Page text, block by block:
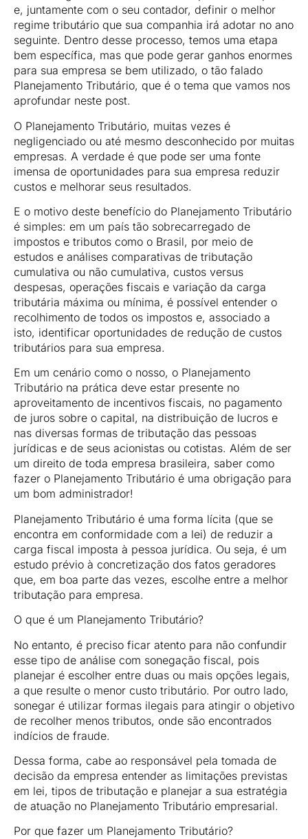
e, juntamente com o seu contador, definir o melhor
regime tributário que sua companhia irá adotar no ano
seguinte. Dentro desse processo, temos uma etapa
bem específica, mas que pode gerar ganhos enormes
para sua empresa se bem utilizado, o tão falado
Planejamento Tributário, que é o tema que vamos nos
aprofundar neste post.
O Planejamento Tributário, muitas vezes é
negligenciado ou até mesmo desconhecido por muitas
empresas. A verdade é que pode ser uma fonte
imensa de oportunidades para sua empresa reduzir
custos e melhorar seus resultados.
E o motivo deste benefício do Planejamento Tributário
é simples: em um país tão sobrecarregado de
impostos e tributos como o Brasil, por meio de
estudos e análises comparativas de tributação
cumulativa ou não cumulativa, custos versus
despesas, operações fiscais e variação da carga
tributária máxima ou mínima, é possível entender o
recolhimento de todos os impostos e, associado a
isto, identificar oportunidades de redução de custos
tributários para sua empresa.
Em um cenário como o nosso, o Planejamento
Tributário na prática deve estar presente no
aproveitamento de incentivos fiscais, no pagamento
de juros sobre o capital, na distribuição de lucros e
nas diversas formas de tributação das pessoas
jurídicas e de seus acionistas ou cotistas. Além de ser
um direito de toda empresa brasileira, saber como
fazer o Planejamento Tributário é uma obrigação para
um bom administrador!
Planejamento Tributário é uma forma lícita (que se
encontra em conformidade com a lei) de reduzir a
carga fiscal imposta à pessoa jurídica. Ou seja, é um
estudo prévio à concretização dos fatos geradores
que, em boa parte das vezes, escolhe entre a melhor
tributação para empresa.
O que é um Planejamento Tributário?
No entanto, é preciso ficar atento para não confundir
esse tipo de análise com sonegação fiscal, pois
planejar é escolher entre duas ou mais opções legais,
a que resulte o menor custo tributário. Por outro lado,
sonegar é utilizar formas ilegais para atingir o objetivo
de recolher menos tributos, onde são encontrados
indícios de fraude.
Dessa forma, cabe ao responsável pela tomada de
decisão da empresa entender as limitações previstas
em lei, tipos de tributação e planejar a sua estratégia
de atuação no Planejamento Tributário empresarial.
Por que fazer um Planejamento Tributário?